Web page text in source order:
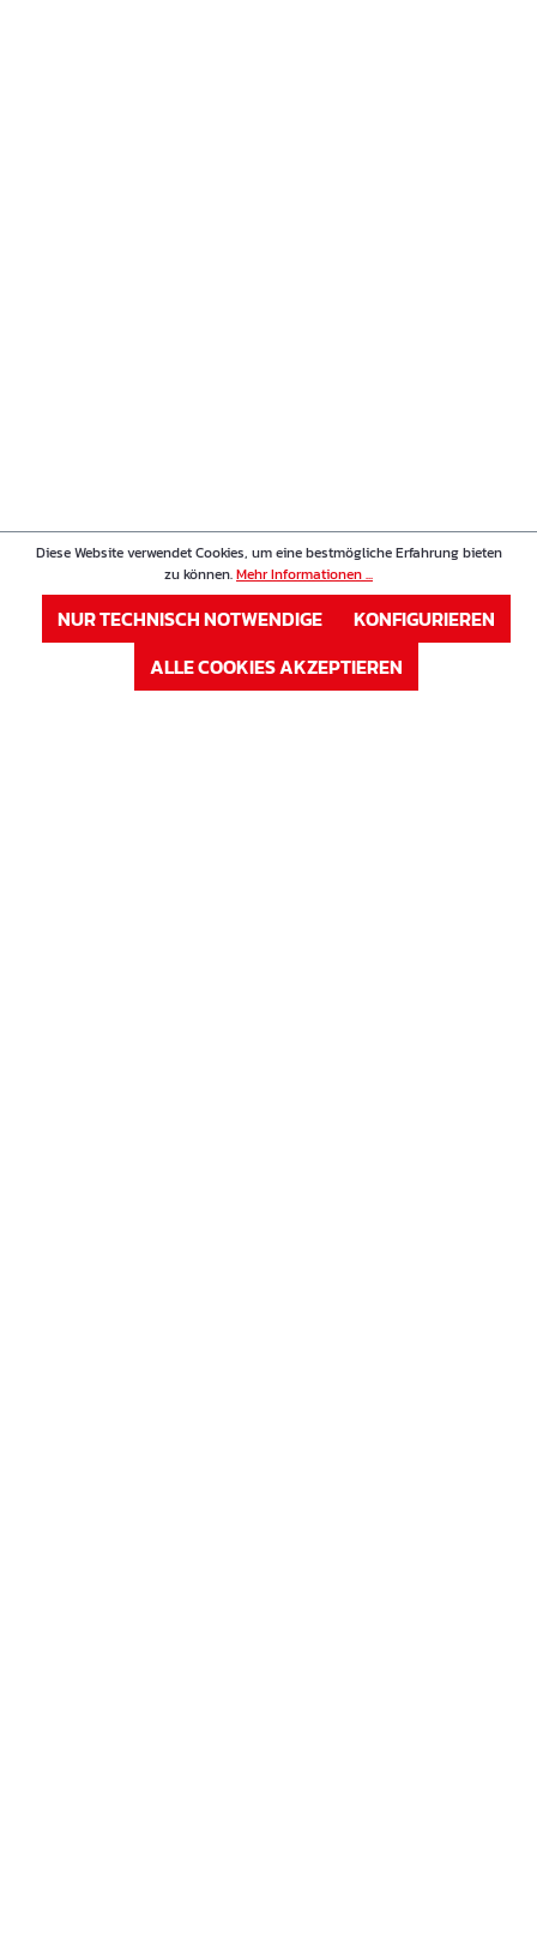
Diese Website verwendet Cookies, um eine bestmögliche Erfahrung bieten
zu können.Mehr Informationen ...
NUR TECHNISCH NOTWENDIGE
KONFIGURIEREN
ALLE COOKIES AKZEPTIEREN